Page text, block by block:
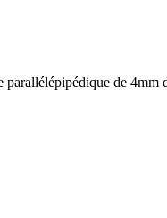
de